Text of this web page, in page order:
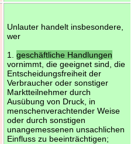
Unlauter handelt insbesondere,
wer
1. geschäftliche Handlungen
vornimmt, die geeignet sind, die
Entscheidungsfreiheit der
Verbraucher oder sonstiger
Marktteilnehmer durch
Ausübung von Druck, in
menschenverachtender Weise
oder durch sonstigen
unangemessenen unsachlichen
Einfluss zu beeinträchtigen;